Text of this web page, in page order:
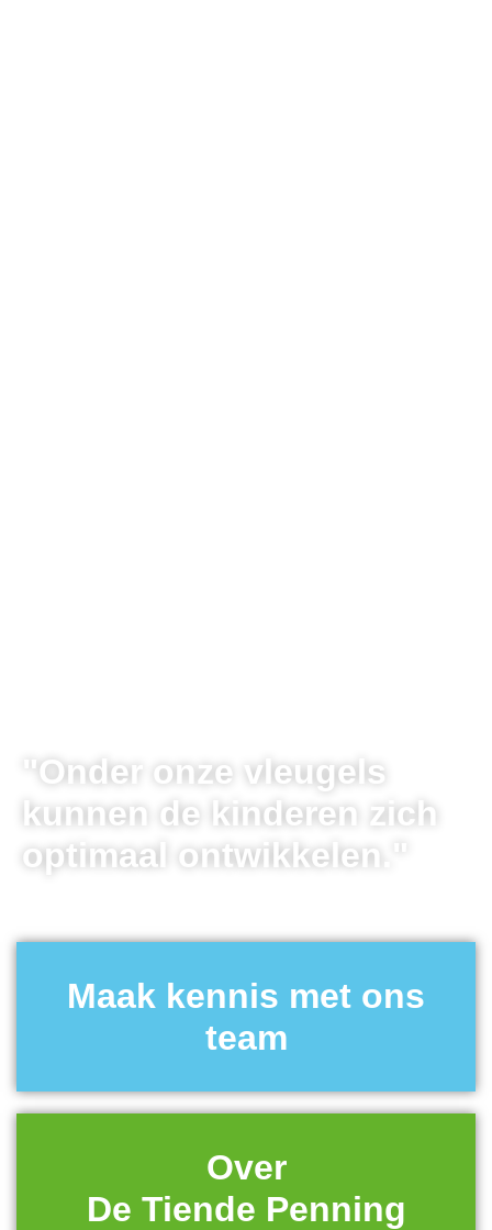
"Onder onze vleugels
kunnen de kinderen zich
optimaal ontwikkelen."
Maak kennis met ons
team
Over
De Tiende Penning